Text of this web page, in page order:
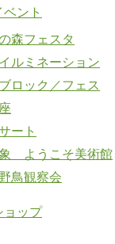
ント
森フェスタ
ルミネーション
ロック／フェス
ート
ようこそ美術館
鳥観察会
ョップ